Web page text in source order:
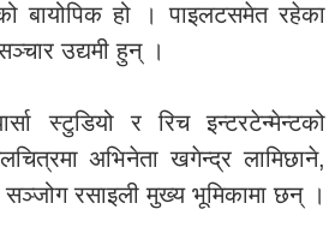
बायोपिक हो । पाइलटसमेत रहेका
उद्यमी हुन् ।
स्टुडियो र रिच इन्टरटेन्मेन्टको
अभिनेता खगेन्द्र लामिछाने,
सञ्जोग रसाइली मुख्य भूमिकामा छन् ।